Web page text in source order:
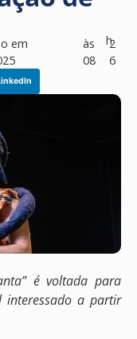
em
às
08
h2
6
é voltada para
interessado a partir